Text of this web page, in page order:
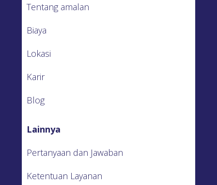
Tentang amalan
Biaya
Lokasi
Karir
Blog
Lainnya
Pertanyaan dan Jawaban
Ketentuan Layanan